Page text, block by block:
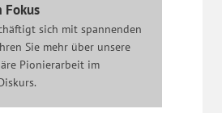
Fokus
sich mit spannenden
Sie mehr über unsere
Pionierarbeit im